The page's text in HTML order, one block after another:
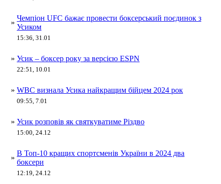
»
Чемпіон UFC бажає провести боксерський поєдинок з
Усиком
15:36, 31.01
» Усик – боксер року за версією ESPN
22:51, 10.01
» WBC визнала Усика найкращим бійцем 2024 рок
09:55, 7.01
» Усик розповів як святкуватиме Різдво
15:00, 24.12
»
В Топ-10 кращих спортсменів України в 2024 два
боксери
12:19, 24.12